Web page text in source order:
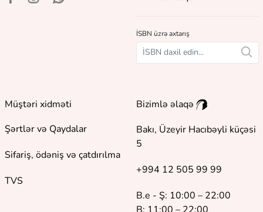
İSBN üzrə axtarış
Müştəri xidməti
Şərtlər və Qaydalar
Sifariş, ödəniş və çatdırılma
TVS
Bizimlə əlaqə
Bakı, Üzeyir Hacıbəyli küçəsi
5
+994 12 505 99 99
B.e - Ş: 10:00 – 22:00